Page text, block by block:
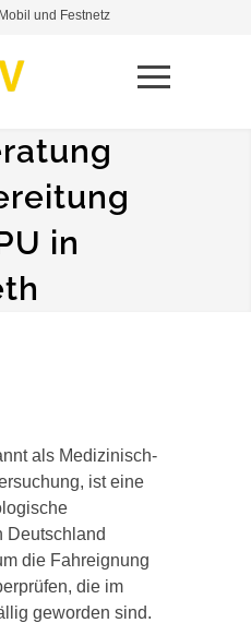
in
als Medizinisch-
ist eine
Deutschland
die Fahreignung
die im
geworden sind.
und Festnetz